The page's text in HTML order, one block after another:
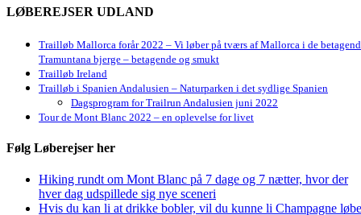
LØBEREJSER UDLAND
Trailløb Mallorca forår 2022 – Vi løber på tværs af Mallorca i de
Tramuntana bjerge – betagende og smukt
Trailløb Ireland
Trailløb i Spanien Andalusien – Naturparken i det sydlige Spanien
Dagsprogram for Trailrun Andalusien juni 2022
Tour de Mont Blanc 2022 – en oplevelse for livet
Følg Løberejser her
Hiking rundt om Mont Blanc på 7 dage og 7 nætter, hvor der
hver dag udspillede sig nye sceneri
Hvis du kan li at drikke bobler, vil du kunne li Champagne